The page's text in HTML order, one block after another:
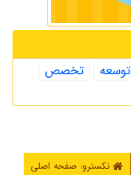
توسعه
تخصص
نکسترو: صفحه اصلی